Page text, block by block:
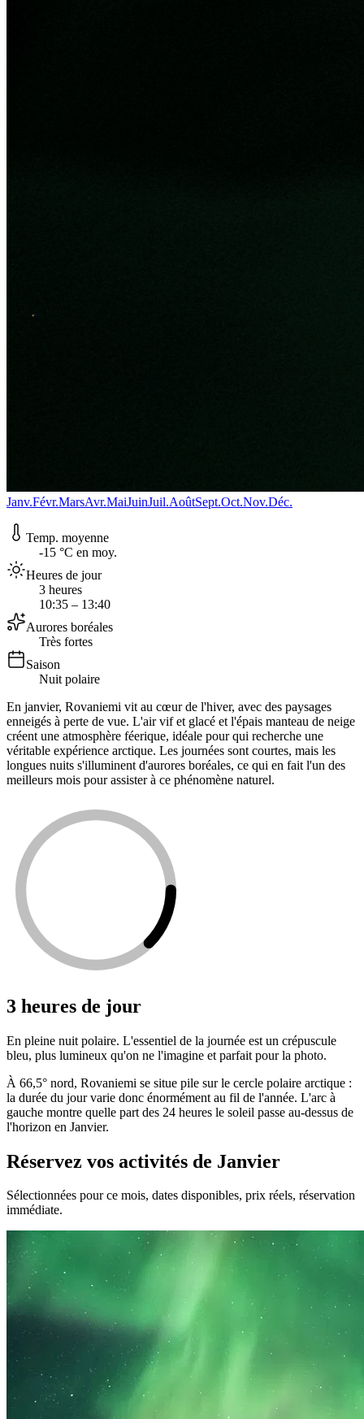
Janv.Févr.MarsAvr.MaiJuinJuil.AoûtSept.Oct.Nov.Déc.
Temp. moyenne
-15 °C en moy.
Heures de jour
3 heures
10:35 – 13:40
Aurores boréales
Très fortes
Saison
Nuit polaire
En janvier, Rovaniemi vit au cœur de l'hiver, avec des paysages
enneigés à perte de vue. L'air vif et glacé et l'épais manteau de neige
créent une atmosphère féerique, idéale pour qui recherche une
véritable expérience arctique. Les journées sont courtes, mais les
longues nuits s'illuminent d'aurores boréales, ce qui en fait l'un des
meilleurs mois pour assister à ce phénomène naturel.
3 heures de jour
En pleine nuit polaire. L'essentiel de la journée est un crépuscule
bleu, plus lumineux qu'on ne l'imagine et parfait pour la photo.
À 66,5° nord, Rovaniemi se situe pile sur le cercle polaire arctique :
la durée du jour varie donc énormément au fil de l'année. L'arc à
gauche montre quelle part des 24 heures le soleil passe au-dessus de
l'horizon en Janvier.
Réservez vos activités de Janvier
Sélectionnées pour ce mois, dates disponibles, prix réels, réservation
immédiate.